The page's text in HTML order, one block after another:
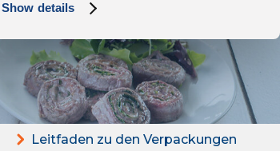
Show details
Leitfaden zu den Verpackungen